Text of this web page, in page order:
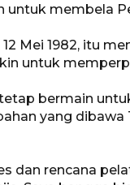
untuk membela
Mei 1982, itu
untuk
bermain
yang
dan rencana